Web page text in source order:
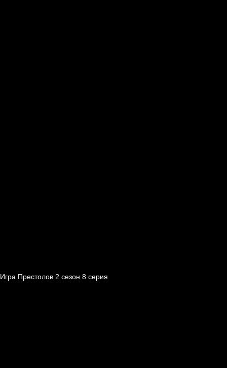
Игра Престолов 2 cезон 8 cерия